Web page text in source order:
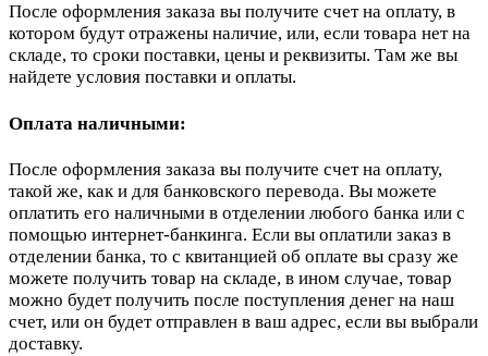
После оформления заказа вы получите счет на оплату, в
котором будут отражены наличие, или, если товара нет на
складе, то сроки поставки, цены и реквизиты. Там же вы
найдете условия поставки и оплаты.
Оплата наличными:
После оформления заказа вы получите счет на оплату,
такой же, как и для банковского перевода. Вы можете
оплатить его наличными в отделении любого банка или с
помощью интернет-банкинга. Если вы оплатили заказ в
отделении банка, то с квитанцией об оплате вы сразу же
можете получить товар на складе, в ином случае, товар
можно будет получить после поступления денег на наш
счет, или он будет отправлен в ваш адрес, если вы выбрали
доставку.